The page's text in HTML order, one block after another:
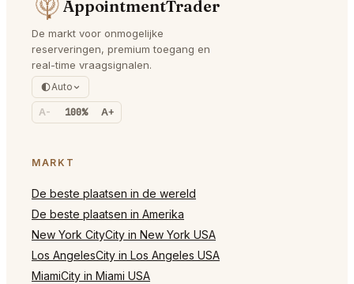
AppointmentTrader
De markt voor onmogelijke
reserveringen, premium toegang en
real-time vraagsignalen.
Auto
A- 100% A+
MARKT
De beste plaatsen in de wereld
De beste plaatsen in Amerika
New York CityCity in New York USA
Los AngelesCity in Los Angeles USA
MiamiCity in Miami USA